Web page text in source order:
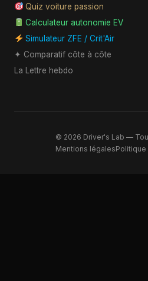
Quiz voiture passion
Calculateur autonomie EV
Simulateur ZFE / Crit'Air
✦ Comparatif côte à côte
La Lettre hebdo
© 2026 Driver's Lab —
Mentions légales